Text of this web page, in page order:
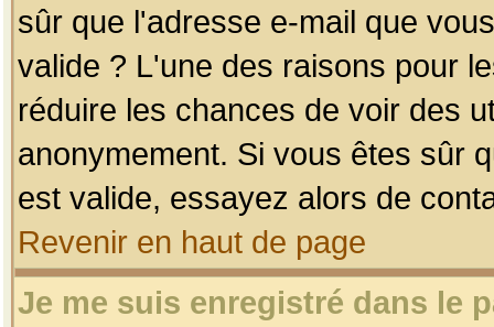
sûr que l'adresse e-mail que
valide ? L'une des raisons pour
réduire les chances de voir des
anonymement. Si vous êtes sûr
est valide, essayez alors de
Revenir en haut de page
Je me suis enregistré dans le